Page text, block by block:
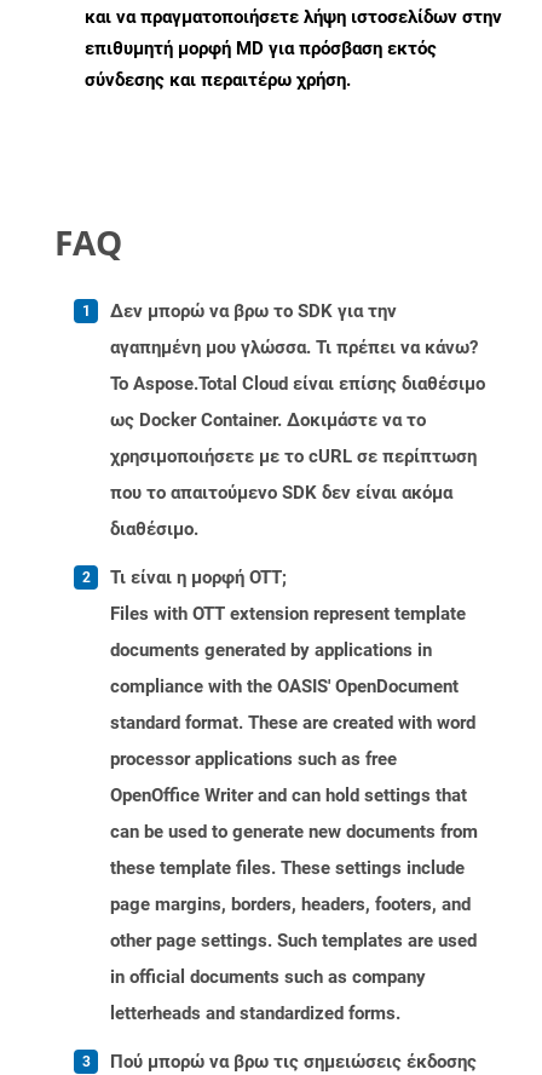
και να πραγματοποιήσετε λήψη ιστοσελίδων στην
επιθυμητή μορφή MD για πρόσβαση εκτός
σύνδεσης και περαιτέρω χρήση.
FAQ
Δεν μπορώ να βρω το SDK για την
αγαπημένη μου γλώσσα. Τι πρέπει να κάνω?
Το Aspose.Total Cloud είναι επίσης διαθέσιμο
ως Docker Container. Δοκιμάστε να το
χρησιμοποιήσετε με το cURL σε περίπτωση
που το απαιτούμενο SDK δεν είναι ακόμα
διαθέσιμο.
Τι είναι η μορφή OTT;
Files with OTT extension represent template
documents generated by applications in
compliance with the OASIS' OpenDocument
standard format. These are created with word
processor applications such as free
OpenOffice Writer and can hold settings that
can be used to generate new documents from
these template files. These settings include
page margins, borders, headers, footers, and
other page settings. Such templates are used
in official documents such as company
letterheads and standardized forms.
Πού μπορώ να βρω τις σημειώσεις έκδοσης